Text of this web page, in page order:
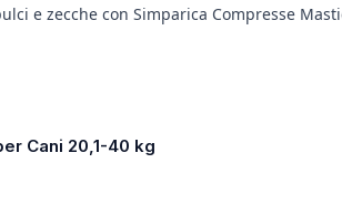
e zecche con Simparica Compresse
Cani 20,1-40 kg